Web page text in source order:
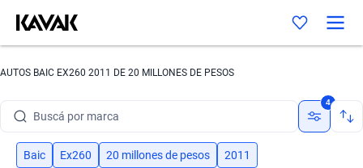
AUTOS BAIC EX260 2011 DE 20 MILLONES DE PESOS
Buscá por marca 4
Baic Ex260 20 millones de pesos 2011